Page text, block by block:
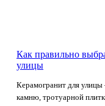
Как правильно
улицы
Керамогранит для
камню, тротуарной